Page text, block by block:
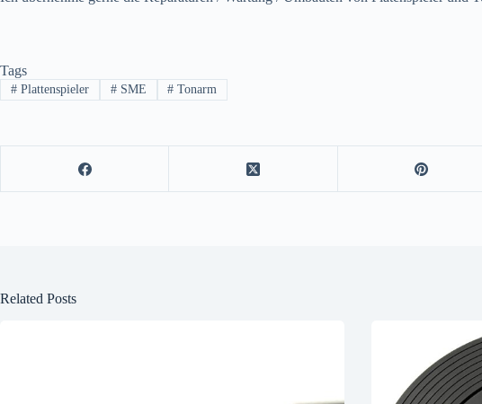
Tags
#Plattenspieler #SME # Tonarm
Related Posts